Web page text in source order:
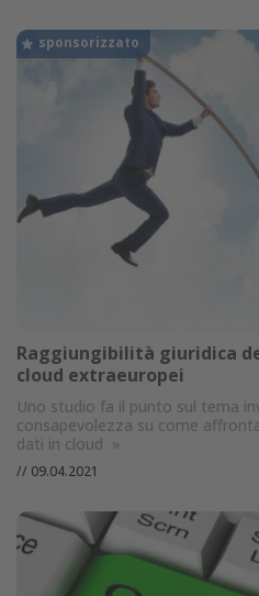
Raggiungibilità giuridica
cloud extraeuropei
Uno studio fa il punto sul tema
consapevolezza su come
dati in cloud »
// 09.04.2021